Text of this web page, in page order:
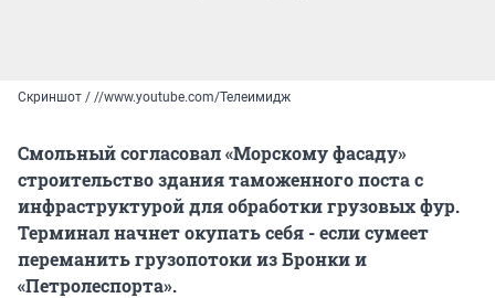
Скриншот / //www.youtube.com/Телеимидж
Смольный согласовал «Морскому фасаду»
строительство здания таможенного поста с
инфраструктурой для обработки грузовых фур.
Терминал начнет окупать себя - если сумеет
переманить грузопотоки из Бронки и
«Петролеспорта».